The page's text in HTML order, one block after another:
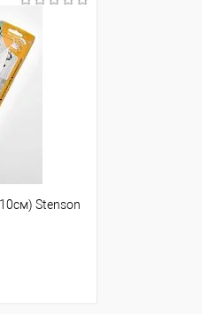
2-5 днів
оплачує
Stenson